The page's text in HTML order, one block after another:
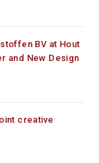
BV at Hout
and New Design
creative